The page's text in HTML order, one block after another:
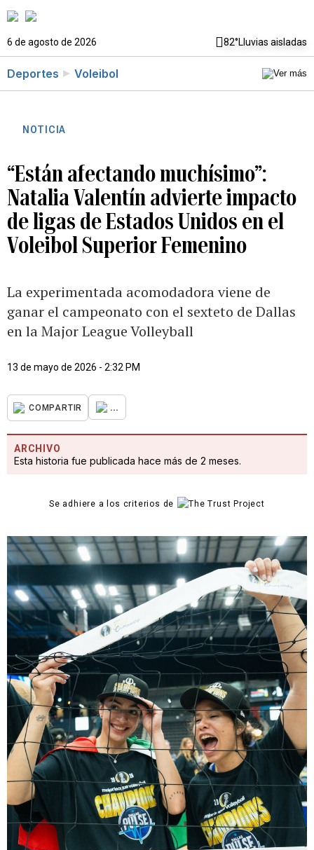
6 de agosto de 2026 82°Lluvias aisladas
Deportes Voleibol
NOTICIA
“Están afectando muchísimo”:
Natalia Valentín advierte impacto
de ligas de Estados Unidos en el
Voleibol Superior Femenino
La experimentada acomodadora viene de
ganar el campeonato con el sexteto de Dallas
en la Major League Volleyball
13 de mayo de 2026 - 2:32 PM
COMPARTIR ...
ARCHIVO
Esta historia fue publicada hace más de 2 meses.
Se adhiere a los criterios de